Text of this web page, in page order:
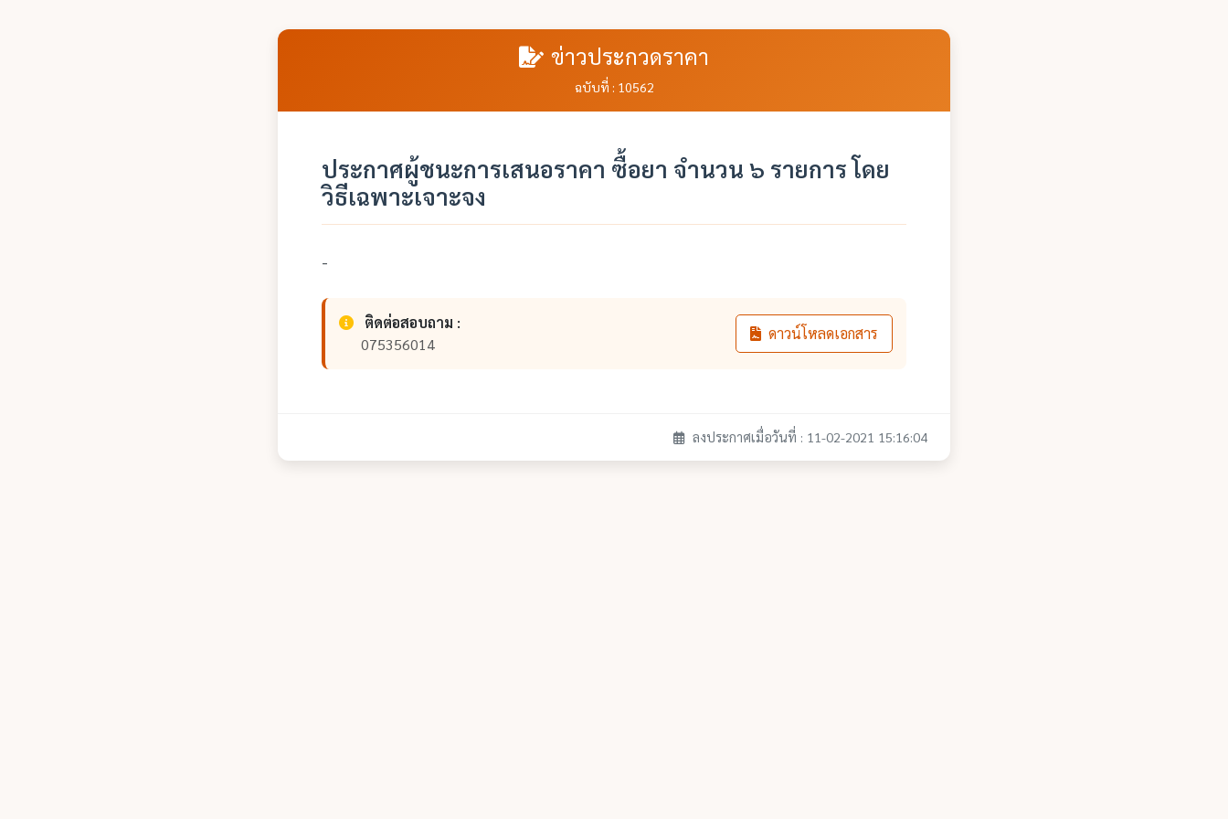
ข่าวประกวดราคา
ฉบับที่ : 10562
ประกาศผู้ชนะการเสนอราคา ซื้อยา จำนวน ๖ รายการ โดย
วิธีเฉพาะเจาะจง
-
ติดต่อสอบถาม :
075356014
ดาวน์โหลดเอกสาร
ลงประกาศเมื่อวันที่ : 11-02-2021 15:16:04